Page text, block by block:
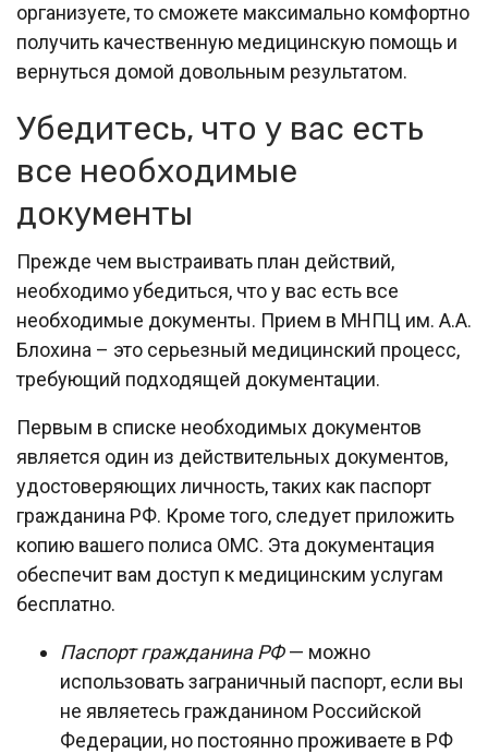
организуете, то сможете максимально комфортно
получить качественную медицинскую помощь и
вернуться домой довольным результатом.
Убедитесь, что у вас есть
все необходимые
документы
Прежде чем выстраивать план действий,
необходимо убедиться, что у вас есть все
необходимые документы. Прием в МНПЦ им. А.А.
Блохина – это серьезный медицинский процесс,
требующий подходящей документации.
Первым в списке необходимых документов
является один из действительных документов,
удостоверяющих личность, таких как паспорт
гражданина РФ. Кроме того, следует приложить
копию вашего полиса ОМС. Эта документация
обеспечит вам доступ к медицинским услугам
бесплатно.
Паспорт гражданина РФ— можно
использовать заграничный паспорт, если вы
не являетесь гражданином Российской
Федерации, но постоянно проживаете в РФ